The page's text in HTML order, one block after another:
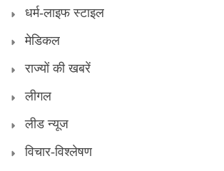
धर्म-लाइफ स्टाइल
मेडिकल
राज्यों की खबरें
लीगल
लीड न्यूज
विचार-विश्लेषण